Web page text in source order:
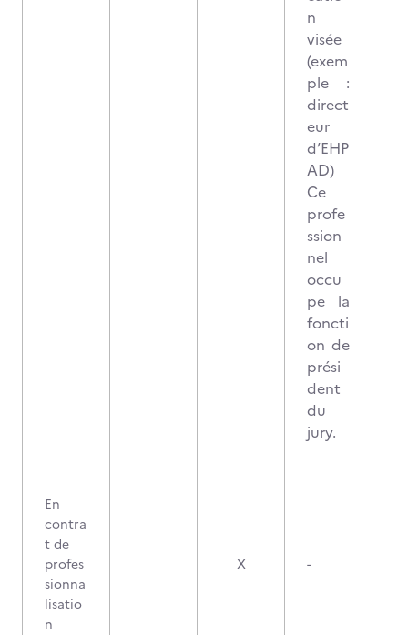
n
visée
(exem
ple :
direct
eur
d’EHP
AD)
Ce
profe
ssion
nel
occu
pe la
foncti
on de
prési
dent
du
jury.
En
contra
t de
profes
sionna
lisatio
n
X -